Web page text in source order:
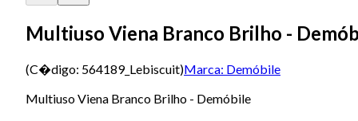
Multiuso Viena Branco Brilho -
(C�digo: 564189_Lebiscuit)Marca: Demóbile
Multiuso Viena Branco Brilho - Demóbile